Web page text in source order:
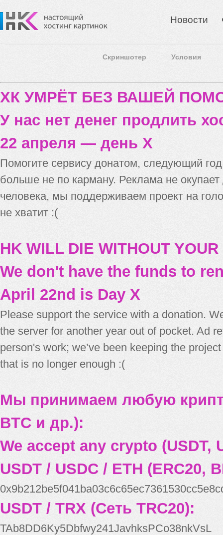
Новости
Скриншотер Условия
ХК УМРЁТ БЕЗ ВАШЕЙ
У нас нет денег продлить
22 апреля — день X
Помогите сервису донатом, следующий
больше не по карману. Реклама не
человека, мы поддерживаем проект на
не хватит :(
HK WILL DIE WITHOUT
We don't have the funds to
April 22nd is Day X
Please support the service with a donation.
the server for another year out of pocket. Ad
person's work; we’ve been keeping the
that is no longer enough :(
Мы принимаем любую
BTC и др.):
We accept any crypto (USDT,
USDT / USDC / ETH (ERC20,
USDT / TRX (Сеть TRC20):
TAb8DD6Ky5Dbfwy241JavhksPCo38nkVsL